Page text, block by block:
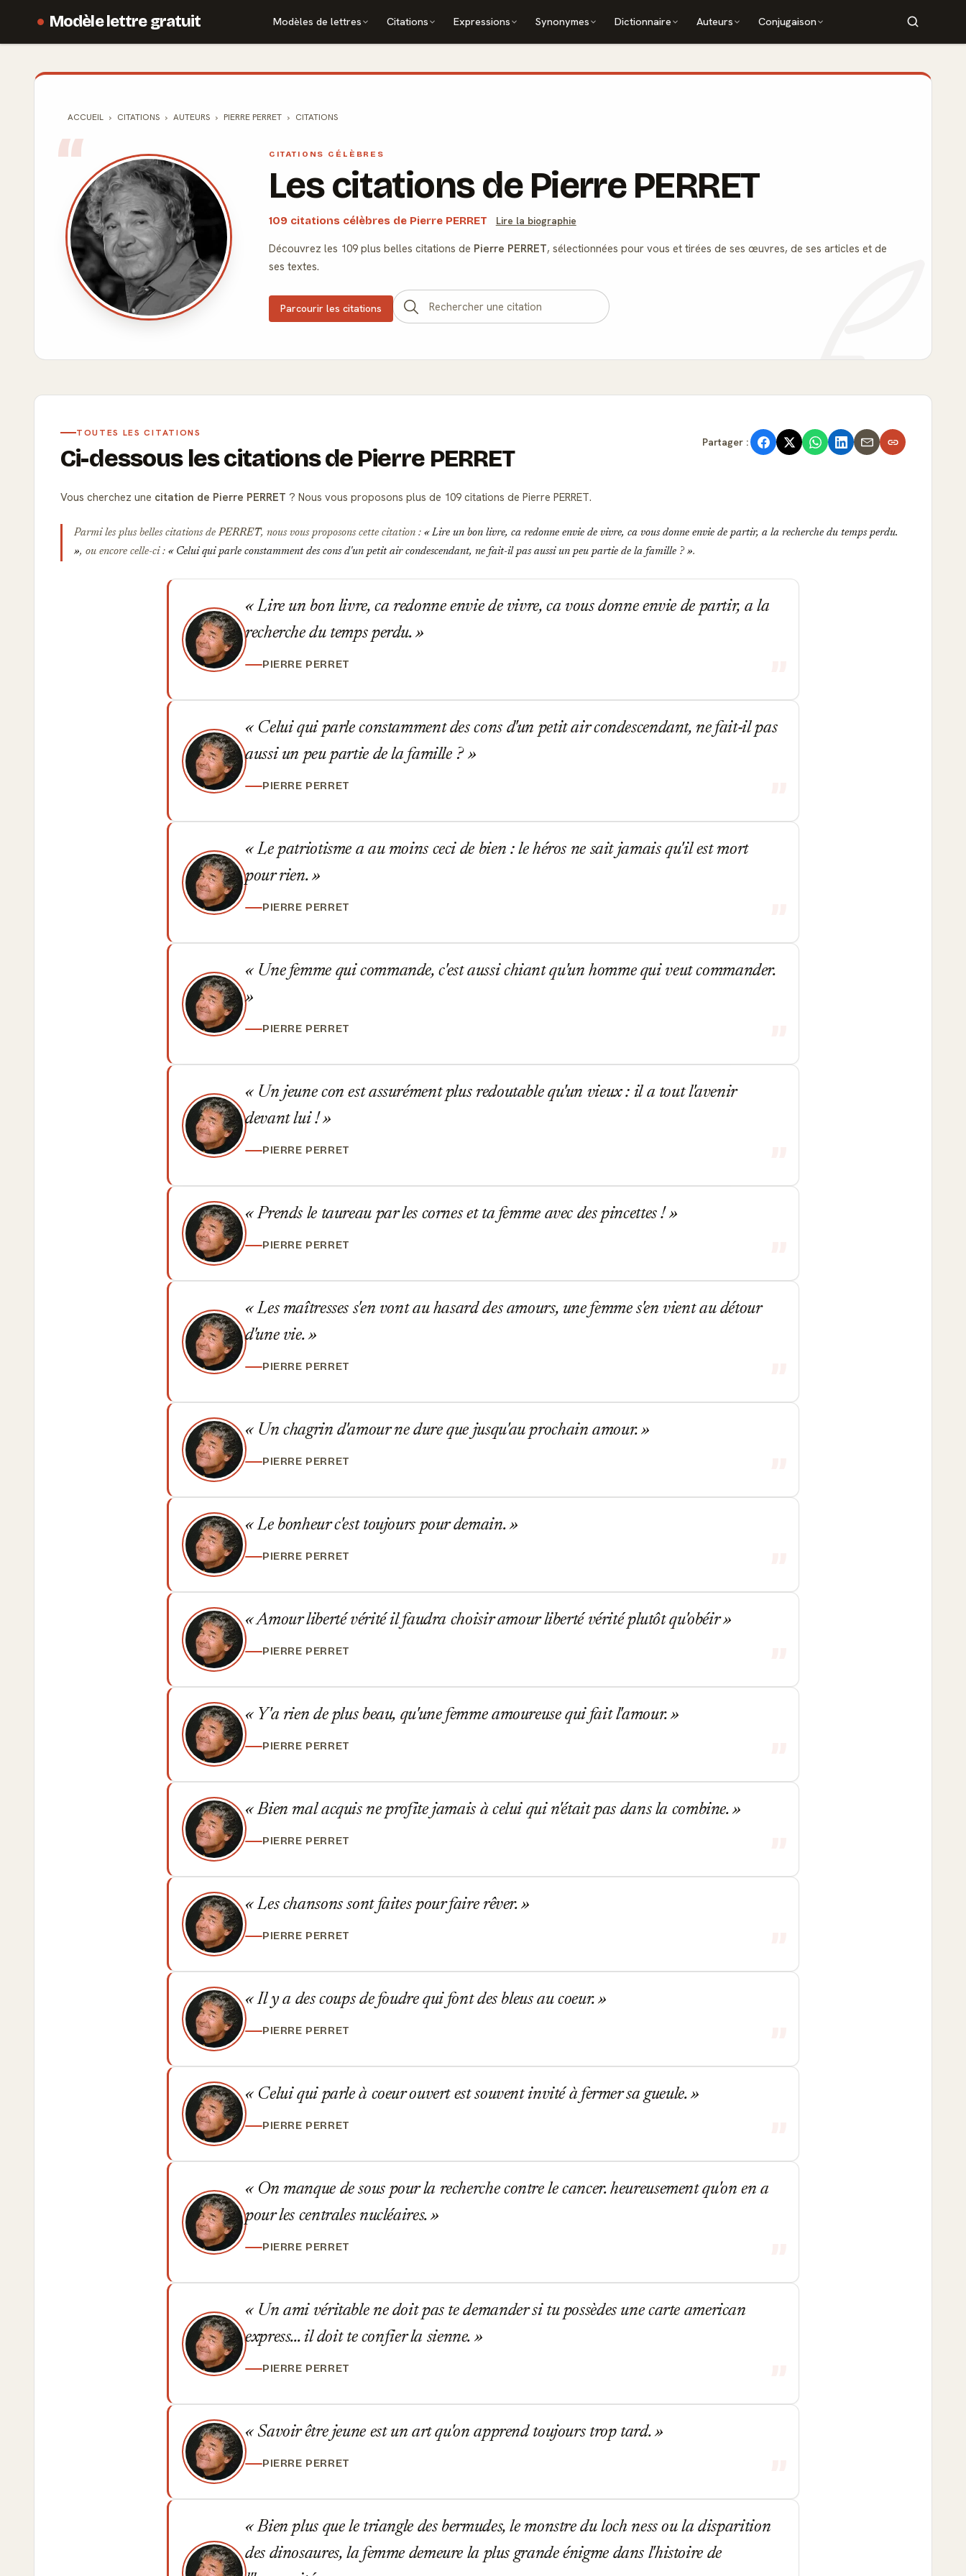
Modèle lettre gratuit Modèles de lettres Citations Expressions Synonymes Dictionnaire Auteurs Conjugaison
ACCUEIL CITATIONS AUTEURS PIERRE PERRET CITATIONS
CITATIONS CÉLÈBRES
Les citations de Pierre PERRET
109 citations célèbres de Pierre PERRET Lire la biographie
Découvrez les 109 plus belles citations de Pierre PERRET, sélectionnées pour vous et tirées de ses œuvres, de ses articles et de
ses textes.
Parcourir les citations
TOUTES LES CITATIONS
Ci-dessous les citations de Pierre PERRET
Partager :
Vous cherchez une citation de Pierre PERRET ? Nous vous proposons plus de 109 citations de Pierre PERRET.
Parmi les plus belles citations de PERRET, nous vous proposons cette citation :
Lire un bon livre, ca redonne envie de vivre, ca vous donne envie de partir, a la recherche du temps perdu.
, ou encore celle-ci :
Celui qui parle constamment des cons d'un petit air condescendant, ne fait-il pas aussi un peu partie de la famille ? .
Lire un bon livre, ca redonne envie de vivre, ca vous donne envie de partir, a la
recherche du temps perdu.
PIERRE PERRET
Celui qui parle constamment des cons d'un petit air condescendant, ne fait-il pas
aussi un peu partie de la famille ?
PIERRE PERRET
Le patriotisme a au moins ceci de bien : le héros ne sait jamais qu'il est mort
pour rien.
PIERRE PERRET
Une femme qui commande, c'est aussi chiant qu'un homme qui veut commander.
PIERRE PERRET
Un jeune con est assurément plus redoutable qu'un vieux : il a tout l'avenir
devant lui !
PIERRE PERRET
Prends le taureau par les cornes et ta femme avec des pincettes !
PIERRE PERRET
Les maîtresses s'en vont au hasard des amours, une femme s'en vient au détour
d'une vie.
PIERRE PERRET
Un chagrin d'amour ne dure que jusqu'au prochain amour.
PIERRE PERRET
Le bonheur c'est toujours pour demain.
PIERRE PERRET
Amour liberté vérité il faudra choisir amour liberté vérité plutôt qu'obéir
PIERRE PERRET
Y'a rien de plus beau, qu'une femme amoureuse qui fait l'amour.
PIERRE PERRET
Bien mal acquis ne profite jamais à celui qui n'était pas dans la combine.
PIERRE PERRET
Les chansons sont faites pour faire rêver.
PIERRE PERRET
Il y a des coups de foudre qui font des bleus au coeur.
PIERRE PERRET
Celui qui parle à coeur ouvert est souvent invité à fermer sa gueule.
PIERRE PERRET
On manque de sous pour la recherche contre le cancer. heureusement qu'on en a
pour les centrales nucléaires.
PIERRE PERRET
Un ami véritable ne doit pas te demander si tu possèdes une carte american
express... il doit te confier la sienne.
PIERRE PERRET
Savoir être jeune est un art qu'on apprend toujours trop tard.
PIERRE PERRET
Bien plus que le triangle des bermudes, le monstre du loch ness ou la disparition
des dinosaures, la femme demeure la plus grande énigme dans l'histoire de